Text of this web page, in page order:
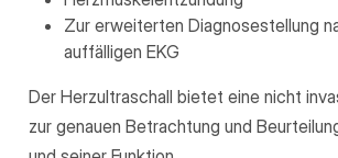
Zur erweiterten Diagnosestellung
auffälligen EKG
Der Herzultraschall bietet eine nicht
zur genauen Betrachtung und